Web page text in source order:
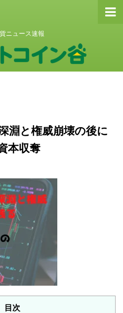
ニュース速報
淵と権威崩壊の後に
本収奪
目次